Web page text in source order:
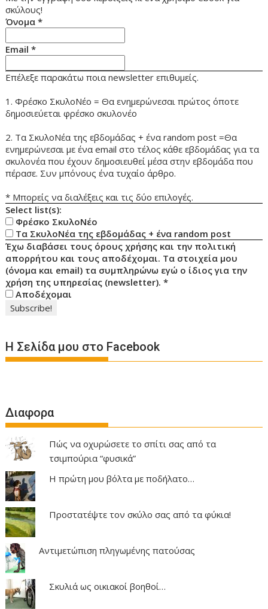
σκύλους!
Όνομα*
Email*
Επέλεξε παρακάτω ποια newsletter επιθυμείς.
1. Φρέσκο ΣκυλοΝέο = Θα ενημερώνεσαι πρώτος όποτε
δημοσιεύεται φρέσκο σκυλονέο
2. Τα ΣκυλοΝέα της εβδομάδας + ένα random post =Θα
ενημερώνεσαι με ένα email στο τέλος κάθε εβδομάδας για τα
σκυλονέα που έχουν δημοσιευθεί μέσα στην εβδομάδα που
πέρασε. Συν μπόνους ένα τυχαίο άρθρο.
* Μπορείς να διαλέξεις και τις δύο επιλογές.
Select list(s):
Φρέσκο ΣκυλοΝέο
Τα ΣκυλοΝέα της εβδομάδας + ένα random post
Έχω διαβάσει τους όρους χρήσης και την πολιτική
απορρήτου και τους αποδέχομαι. Τα στοιχεία μου
(όνομα και email) τα συμπληρώνω εγώ ο ίδιος για την
χρήση της υπηρεσίας (newsletter).*
Αποδέχομαι
Η Σελίδα μου στο Facebook
Διαφορα
Πώς να οχυρώσετε το σπίτι σας από τα
τσιμπούρια “φυσικά”
Η πρώτη μου βόλτα με ποδήλατο…
Προστατέψτε τον σκύλο σας από τα φύκια!
Αντιμετώπιση πληγωμένης πατούσας
Σκυλιά ως οικιακοί βοηθοί…